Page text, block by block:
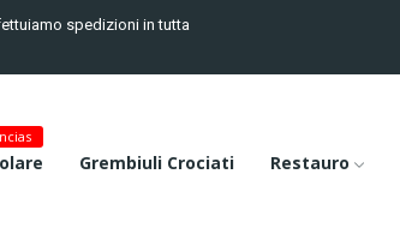
spedizioni in tutta
Grembiuli Crociati Restauro